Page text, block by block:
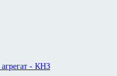
- КНЗ